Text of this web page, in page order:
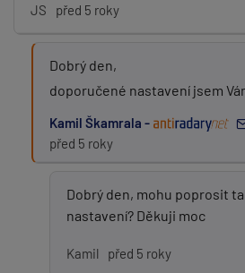
JS před 5 roky
Dobrý den,
doporučené nastavení jsem
Kamil Škamrala -
před 5 roky
Dobrý den, mohu poprosit
nastavení? Děkuji moc
Kamil před 5 roky